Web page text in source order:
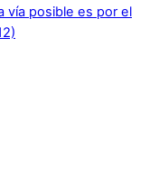
vía posible es por el